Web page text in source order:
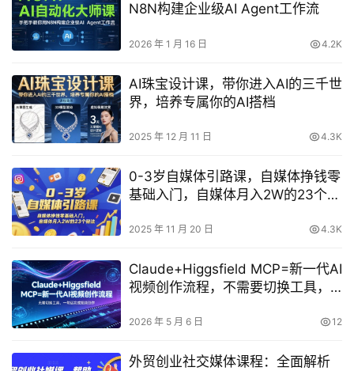
N8N构建企业级AI Agent工作流
2026 年 1 月 16 日 4.2K
AI珠宝设计课，带你进入AI的三千世
界，培养专属你的AI搭档
2025 年 12 月 11 日 4.3K
0-3岁自媒体引路课，自媒体挣钱零
基础入门，自媒体月入2W的23个秘
2025 年 11 月 20 日 4.3K
Claude+Higgsfield MCP=新一代AI
视频创作流程，不需要切换工具，
2026 年 5 月 6 日 12
外贸创业社交媒体课程：全面解析